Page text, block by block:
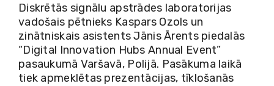
Diskrētās signālu apstrādes laboratorijas
vadošais pētnieks Kaspars Ozols un
zinātniskais asistents Jānis Ārents piedalās
“Digital Innovation Hubs Annual Event”
pasaukumā Varšavā, Polijā. Pasākuma laikā
tiek apmeklētas prezentācijas, tīklošanās